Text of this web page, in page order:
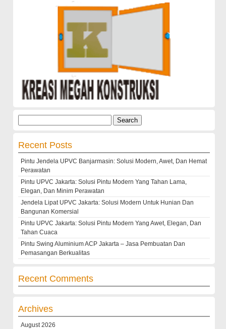
Recent Posts
Pintu Jendela UPVC Banjarmasin: Solusi Modern, Awet, Dan Hemat
Perawatan
Pintu UPVC Jakarta: Solusi Pintu Modern Yang Tahan Lama,
Elegan, Dan Minim Perawatan
Jendela Lipat UPVC Jakarta: Solusi Modern Untuk Hunian Dan
Bangunan Komersial
Pintu UPVC Jakarta: Solusi Pintu Modern Yang Awet, Elegan, Dan
Tahan Cuaca
Pintu Swing Aluminium ACP Jakarta – Jasa Pembuatan Dan
Pemasangan Berkualitas
Recent Comments
Archives
August 2026